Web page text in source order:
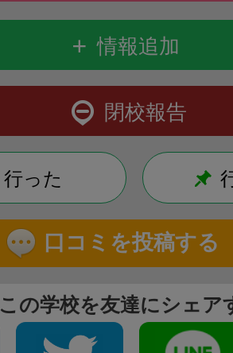
+ 情報追加
閉校報告
行った
口コミを投稿する
この学校を友達にシェア